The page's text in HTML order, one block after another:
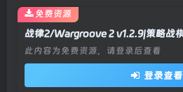
此内容为免费资源，请登录后查看
登录查看
免费资源